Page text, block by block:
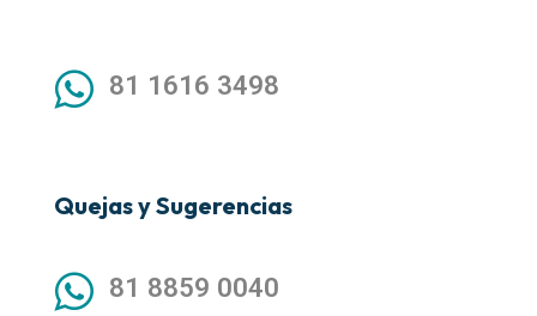
81 1616 3498
Quejas y Sugerencias
81 8859 0040